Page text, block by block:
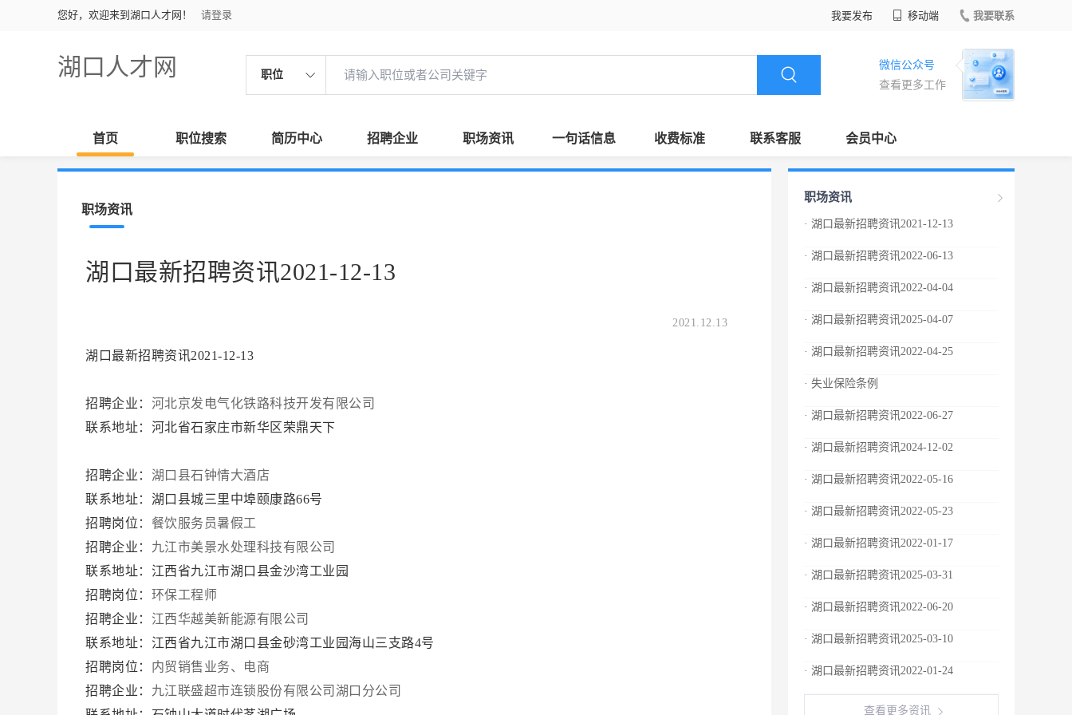
您好，欢迎来到湖口人才网！ 请登录 我要发布 移动端 我要联系
湖口人才网 职位
微信公众号
查看更多工作
首页 职位搜索 简历中心 招聘企业 职场资讯 一句话信息 收费标准 联系客服 会员中心
职场资讯
湖口最新招聘资讯2021-12-13
2021.12.13
湖口最新招聘资讯2021-12-13
招聘企业： 河北京发电气化铁路科技开发有限公司
联系地址：河北省石家庄市新华区荣鼎天下
招聘企业： 湖口县石钟情大酒店
联系地址：湖口县城三里中埠颐康路66号
招聘岗位： 餐饮服务员暑假工
招聘企业： 九江市美景水处理科技有限公司
联系地址：江西省九江市湖口县金沙湾工业园
招聘岗位： 环保工程师
招聘企业： 江西华越美新能源有限公司
联系地址：江西省九江市湖口县金砂湾工业园海山三支路4号
招聘岗位： 内贸销售业务、电商
招聘企业： 九江联盛超市连锁股份有限公司湖口分公司
职场资讯
· 湖口最新招聘资讯2021-12-13
· 湖口最新招聘资讯2022-06-13
· 湖口最新招聘资讯2022-04-04
· 湖口最新招聘资讯2025-04-07
· 湖口最新招聘资讯2022-04-25
· 失业保险条例
· 湖口最新招聘资讯2022-06-27
· 湖口最新招聘资讯2024-12-02
· 湖口最新招聘资讯2022-05-16
· 湖口最新招聘资讯2022-05-23
· 湖口最新招聘资讯2022-01-17
· 湖口最新招聘资讯2025-03-31
· 湖口最新招聘资讯2022-06-20
· 湖口最新招聘资讯2025-03-10
· 湖口最新招聘资讯2022-01-24
查看更多资讯